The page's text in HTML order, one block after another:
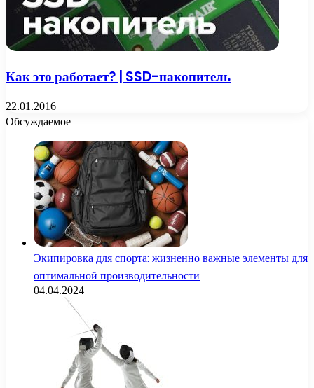
Как это работает? | SSD-накопитель
22.01.2016
Обсуждаемое
Экипировка для спорта: жизненно важные элементы для
оптимальной производительности
04.04.2024